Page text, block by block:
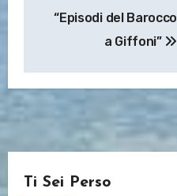
articoli
“Episodi del Barocco
a Giffoni”
Ti Sei Perso